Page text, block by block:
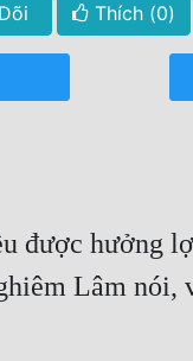
Thích (0)
được hưởng
Lâm nói,